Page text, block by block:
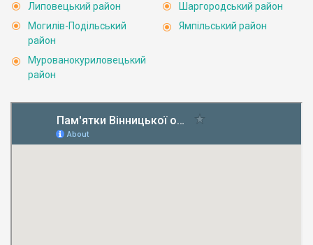
Липовецький район
Могилів-Подільський
район
Мурованокуриловецький
район
Шаргородський район
Ямпільський район